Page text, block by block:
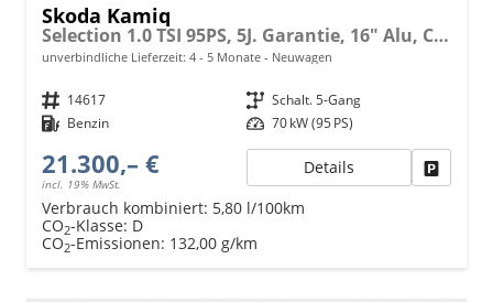
Skoda Kamiq
Selection 1.0 TSI 95PS, 5J. Garantie, 16" Alu, Climatronic, Winterpaket, Parksensoren hinten, Nebelscheinwerfer, Tempomat, M-Lederlenkrad, Radio 8" + Wireless Smartlink, LED-Scheinwerfer, Virtual Cockpit
unverbindliche Lieferzeit: 4 - 5 Monate Neuwagen
Fahrzeugnr. 14617 Getriebe Schalt. 5-Gang
Kraftstoff Benzin Leistung 70 kW (95 PS)
21.300,– €
incl. 19% MwSt.
Details
Verbrauch kombiniert: 5,80 l/100km
CO2-Klasse: D
CO2-Emissionen: 132,00 g/km